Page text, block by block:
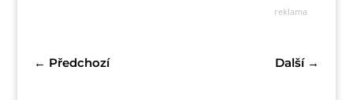
reklama
← Předchozí Další→